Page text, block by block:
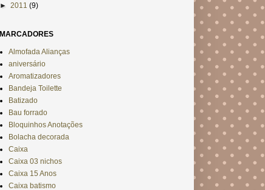
► 2011 (9)
MARCADORES
Almofada Alianças
aniversário
Aromatizadores
Bandeja Toilette
Batizado
Bau forrado
Bloquinhos Anotações
Bolacha decorada
Caixa
Caixa 03 nichos
Caixa 15 Anos
Caixa batismo